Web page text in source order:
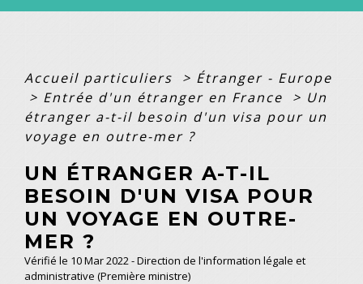
Accueil particuliers > Étranger - Europe
> Entrée d'un étranger en France > Un
étranger a-t-il besoin d'un visa pour un
voyage en outre-mer ?
UN ÉTRANGER A-T-IL
BESOIN D'UN VISA POUR
UN VOYAGE EN OUTRE-
MER ?
Vérifié le 10 Mar 2022 - Direction de l'information légale et
administrative (Première ministre)